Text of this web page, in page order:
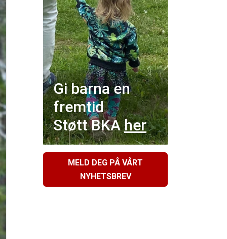
Gi barna en
fremtid
Støtt BKAher
MELD DEG PÅ VÅRT
NYHETSBREV